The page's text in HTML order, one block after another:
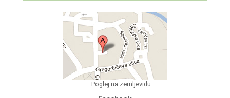
Poglej na zemljevidu